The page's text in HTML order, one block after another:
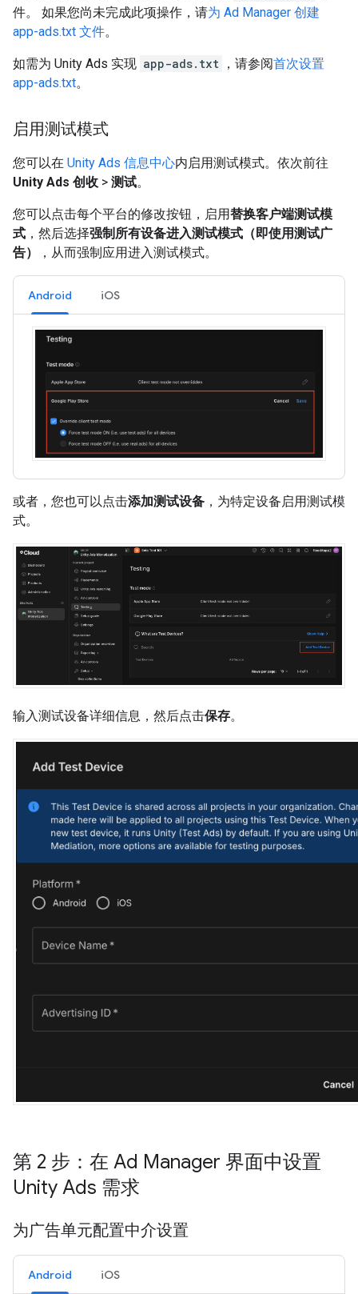
件。 如果您尚未完成此项操作，请为 Ad Manager 创建
app-ads.txt 文件。
如需为 Unity Ads 实现 app-ads.txt ，请参阅首次设置
app-ads.txt。
启用测试模式
您可以在 Unity Ads 信息中心内启用测试模式。依次前往
Unity Ads 创收 > 测试。
您可以点击每个平台的修改按钮，启用替换客户端测试模
式 ，然后选择强制所有设备进入测试模式（即使用测试广
告）
，从而强制应用进入测试模式。
Android iOS
或者，您也可以点击添加测试设备 ，为特定设备启用测试模
式。
输入测试设备详细信息，然后点击保存。
第 2 步：在 Ad Manager 界面中设置
Unity Ads 需求
为广告单元配置中介设置
Android iOS